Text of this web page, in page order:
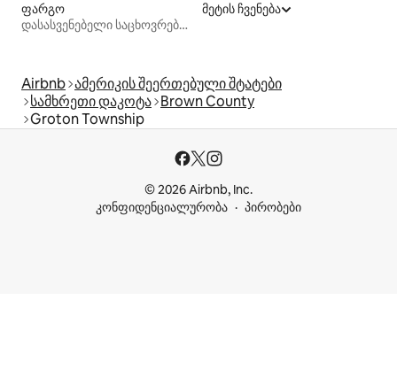
ფარგო
დასასვენებელი საცხოვრებლები
მეტის ჩვენება
Airbnb ამერიკის შეერთებული შტატები
სამხრეთი დაკოტა Brown County
Groton Township
© 2026 Airbnb, Inc.
კონფიდენციალურობა
პირობები